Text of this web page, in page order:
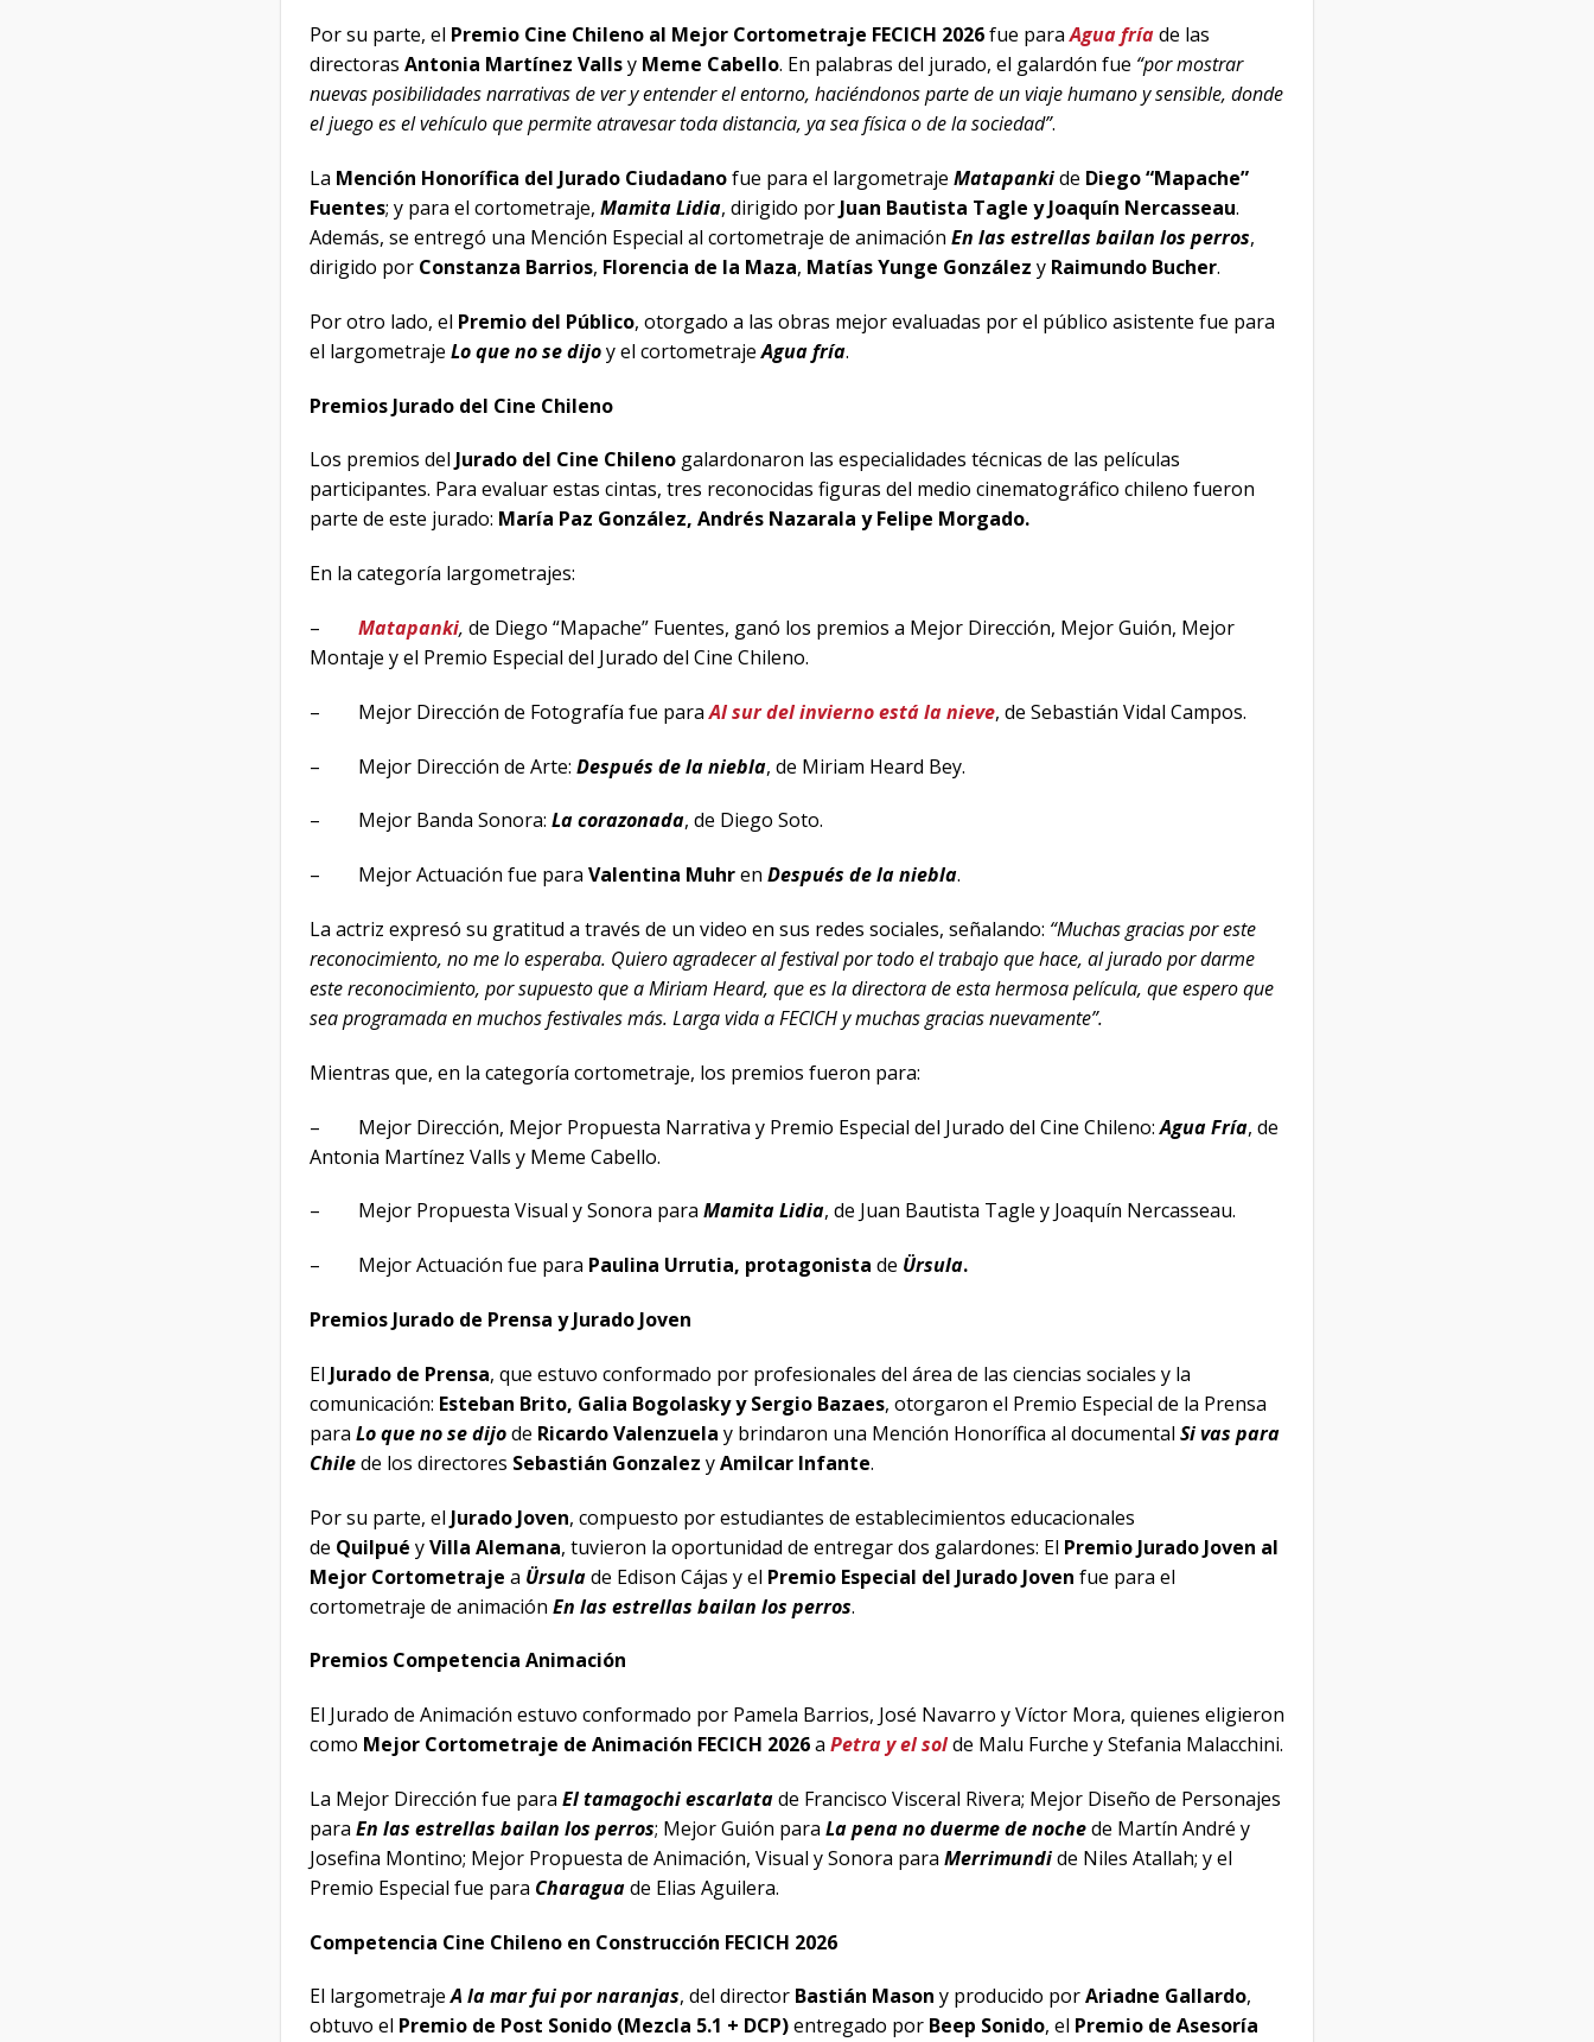
Por su parte, el Premio Cine Chileno al Mejor Cortometraje FECICH 2026fue para Agua fríade las
directoras Antonia Martínez Vallsy Meme Cabello. En palabras del jurado, el galardón fue “por mostrar
nuevas posibilidades narrativas de ver y entender el entorno, haciéndonos parte de un viaje humano y sensible, donde
el juego es el vehículo que permite atravesar toda distancia, ya sea física o de la sociedad”.
La Mención Honorífica del Jurado Ciudadanofue para el largometraje Matapankide Diego “Mapache”
Fuentes; y para el cortometraje, Mamita Lidia, dirigido por Juan Bautista Tagle y Joaquín Nercasseau.
Además, se entregó una Mención Especial al cortometraje de animación En las estrellas bailan los perros,
dirigido por Constanza Barrios, Florencia de la Maza, Matías Yunge González y Raimundo Bucher.
Por otro lado, el Premio del Público, otorgado a las obras mejor evaluadas por el público asistente fue para
el largometraje Lo que no se dijoy el cortometrajeAgua fría.
Premios Jurado del Cine Chileno
Los premios del Jurado del Cine Chileno galardonaron las especialidades técnicas de las películas
participantes. Para evaluar estas cintas, tres reconocidas figuras del medio cinematográfico chileno fueron
parte de este jurado: María Paz González, Andrés Nazarala y Felipe Morgado.
En la categoría largometrajes:
– Matapanki, de Diego “Mapache” Fuentes, ganó los premios a Mejor Dirección, Mejor Guión, Mejor
Montaje y el Premio Especial del Jurado del Cine Chileno.
– Mejor Dirección de Fotografía fue paraAl sur del invierno está la nieve, de Sebastián Vidal Campos.
– Mejor Dirección de Arte: Después de la niebla, de Miriam Heard Bey.
– Mejor Banda Sonora: La corazonada, de Diego Soto.
– Mejor Actuación fue para Valentina Muhren Después de la niebla.
La actriz expresó su gratitud a través de un video en sus redes sociales, señalando: “Muchas gracias por este
reconocimiento, no me lo esperaba. Quiero agradecer al festival por todo el trabajo que hace, al jurado por darme
este reconocimiento, por supuesto que a Miriam Heard, que es la directora de esta hermosa película, que espero que
sea programada en muchos festivales más. Larga vida a FECICH y muchas gracias nuevamente”.
Mientras que, en la categoría cortometraje, los premios fueron para:
– Mejor Dirección, Mejor Propuesta Narrativa y Premio Especial del Jurado del Cine Chileno:Agua Fría, de
Antonia Martínez Valls y Meme Cabello.
– Mejor Propuesta Visual y Sonora para Mamita Lidia, de Juan Bautista Tagle y Joaquín Nercasseau.
– Mejor Actuación fue para Paulina Urrutia, protagonista de Ürsula.
Premios Jurado de Prensa y Jurado Joven
El Jurado de Prensa, que estuvo conformado por profesionales del área de las ciencias sociales y la
comunicación: Esteban Brito, Galia Bogolasky y Sergio Bazaes, otorgaron el Premio Especial de la Prensa
para Lo que no se dijode Ricardo Valenzuela y brindaron una Mención Honorífica al documental Si vas para
Chilede los directores Sebastián Gonzalez yAmilcar Infante.
Por su parte, el Jurado Joven, compuesto por estudiantes de establecimientos educacionales
de Quilpué yVilla Alemana, tuvieron la oportunidad de entregar dos galardones: El Premio Jurado Joven al
Mejor Cortometraje a Ürsulade Edison Cájas y el Premio Especial del Jurado Joven fue para el
cortometraje de animación En las estrellas bailan los perros.
Premios Competencia Animación
El Jurado de Animación estuvo conformado por Pamela Barrios, José Navarro y Víctor Mora, quienes eligieron
como Mejor Cortometraje de Animación FECICH 2026a Petra y el solde Malu Furche y Stefania Malacchini.
La Mejor Dirección fue para El tamagochi escarlatade Francisco Visceral Rivera; Mejor Diseño de Personajes
para En las estrellas bailan los perros; Mejor Guión para La pena no duerme de nochede Martín André y
Josefina Montino; Mejor Propuesta de Animación, Visual y Sonora para Merrimundide Niles Atallah; y el
Premio Especial fue para Charaguade Elias Aguilera.
Competencia Cine Chileno en Construcción FECICH 2026
El largometrajeA la mar fui por naranjas, del director Bastián Mason y producido porAriadne Gallardo,
obtuvo el Premio de Post Sonido (Mezcla 5.1 + DCP)entregado por Beep Sonido, el Premio de Asesoría